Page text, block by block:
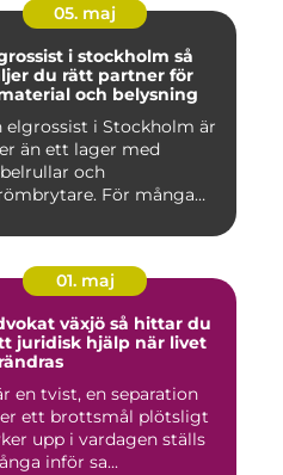
05. maj
i stockholm så
du rätt partner för
och belysning
elgrossist i Stockholm är
än ett lager med
och
För många
01. maj
växjö så hittar du
juridisk hjälp när livet
en tvist, en separation
ett brottsmål plötsligt
upp i vardagen ställs
inför sa...